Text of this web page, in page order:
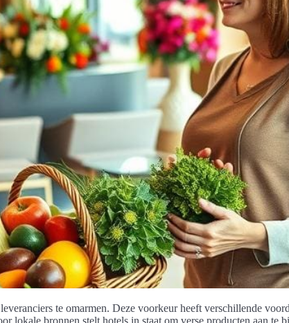
te omarmen. Deze voorkeur heeft verschillende